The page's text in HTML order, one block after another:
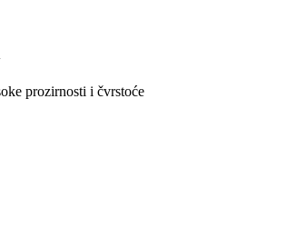
prozirnosti i čvrstoće